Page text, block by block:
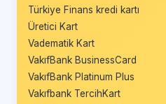
Türkiye Finans kredi kartı
Üretici Kart
Vadematik Kart
VakıfBank BusinessCard
VakıfBank Platinum Plus
Vakıfbank TercihKart